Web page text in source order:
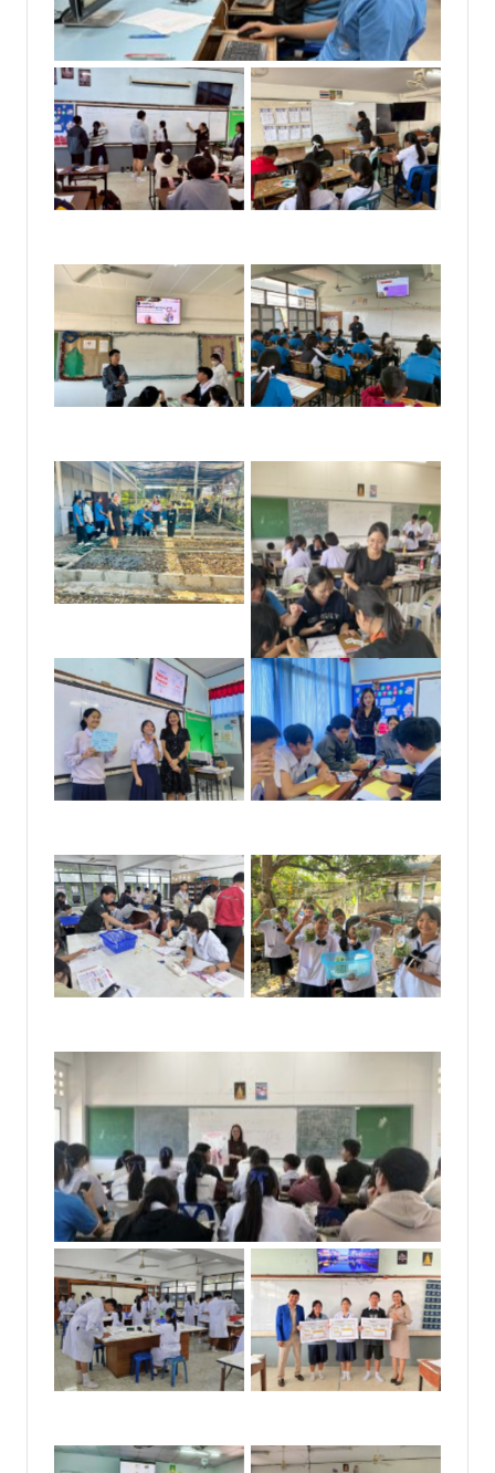
No Caption No Caption
No Caption No Caption
No Caption
No Caption
No Caption No Caption
No Caption No Caption
No Caption
No Caption No Caption